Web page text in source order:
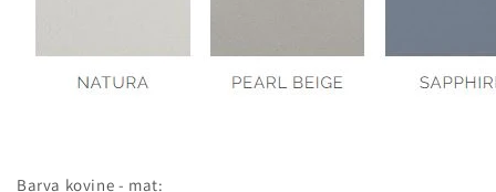
Barva kovine - mat: